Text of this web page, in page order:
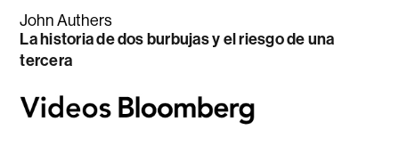
John Authers
La historia de dos burbujas y el riesgo de una
tercera